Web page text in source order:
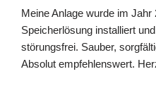
Meine Anlage wurde im
Speicherlösung installiert
störungsfrei. Sauber,
Absolut empfehlenswert.